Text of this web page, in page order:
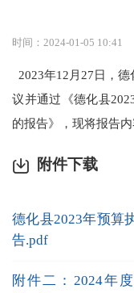
时间：2024-01-05 10:41
2023年12月27日，
议并通过《德化县
的报告》，现将报告
附件下载
德化县2023年预算
告.pdf
附件二：2024年